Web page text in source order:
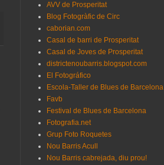
AVV de Prosperitat
Blog Fotogràfic de Circ
caborian.com
Casal de barri de Prosperitat
Casal de Joves de Prosperitat
districtenoubarris.blogspot.com
El Fotográfico
Escola-Taller de Blues de Barcelona
Favb
Festival de Blues de Barcelona
Fotografia.net
Grup Foto Roquetes
Nou Barris Acull
Nou Barris cabrejada, diu prou!